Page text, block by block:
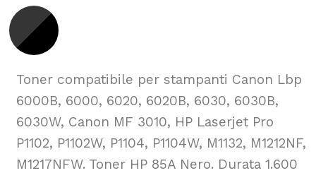
Toner compatibile per stampanti Canon Lbp
6000B, 6000, 6020, 6020B, 6030, 6030B,
6030W, Canon MF 3010, HP Laserjet Pro
P1102, P1102W, P1104, P1104W, M1132, M1212NF,
M1217NFW. Toner HP 85A Nero. Durata 1.600